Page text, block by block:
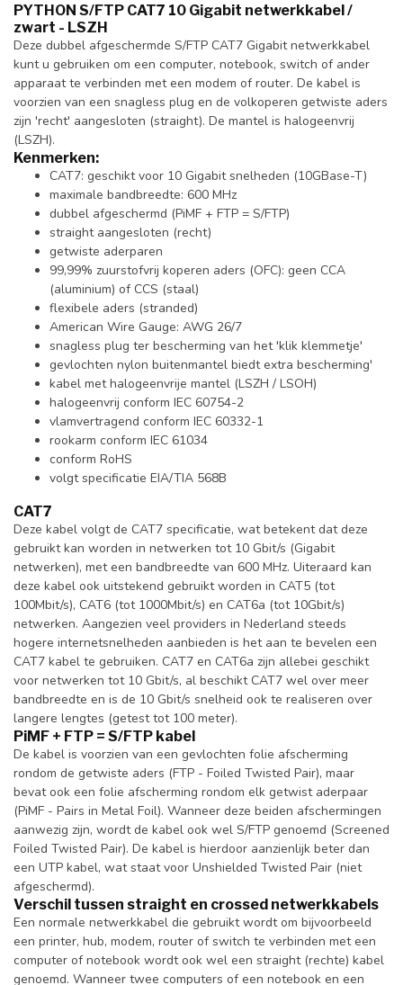
PYTHON S/FTP CAT7 10 Gigabit netwerkkabel /
zwart - LSZH
Deze dubbel afgeschermde S/FTP CAT7 Gigabit netwerkkabel
kunt u gebruiken om een computer, notebook, switch of ander
apparaat te verbinden met een modem of router. De kabel is
voorzien van een snagless plug en de volkoperen getwiste aders
zijn 'recht' aangesloten (straight). De mantel is halogeenvrij
(LSZH).
Kenmerken:
CAT7: geschikt voor 10 Gigabit snelheden (10GBase-T)
maximale bandbreedte: 600 MHz
dubbel afgeschermd (PiMF + FTP = S/FTP)
straight aangesloten (recht)
getwiste aderparen
99,99% zuurstofvrij koperen aders (OFC): geen CCA
(aluminium) of CCS (staal)
flexibele aders (stranded)
American Wire Gauge: AWG 26/7
snagless plug ter bescherming van het 'klik klemmetje'
gevlochten nylon buitenmantel biedt extra bescherming'
kabel met halogeenvrije mantel (LSZH / LSOH)
halogeenvrij conform IEC 60754-2
vlamvertragend conform IEC 60332-1
rookarm conform IEC 61034
conform RoHS
volgt specificatie EIA/TIA 568B
CAT7
Deze kabel volgt de CAT7 specificatie, wat betekent dat deze
gebruikt kan worden in netwerken tot 10 Gbit/s (Gigabit
netwerken), met een bandbreedte van 600 MHz. Uiteraard kan
deze kabel ook uitstekend gebruikt worden in CAT5 (tot
100Mbit/s), CAT6 (tot 1000Mbit/s) en CAT6a (tot 10Gbit/s)
netwerken. Aangezien veel providers in Nederland steeds
hogere internetsnelheden aanbieden is het aan te bevelen een
CAT7 kabel te gebruiken. CAT7 en CAT6a zijn allebei geschikt
voor netwerken tot 10 Gbit/s, al beschikt CAT7 wel over meer
bandbreedte en is de 10 Gbit/s snelheid ook te realiseren over
langere lengtes (getest tot 100 meter).
PiMF + FTP = S/FTP kabel
De kabel is voorzien van een gevlochten folie afscherming
rondom de getwiste aders (FTP - Foiled Twisted Pair), maar
bevat ook een folie afscherming rondom elk getwist aderpaar
(PiMF - Pairs in Metal Foil). Wanneer deze beiden afschermingen
aanwezig zijn, wordt de kabel ook wel S/FTP genoemd (Screened
Foiled Twisted Pair). De kabel is hierdoor aanzienlijk beter dan
een UTP kabel, wat staat voor Unshielded Twisted Pair (niet
afgeschermd).
Verschil tussen straight en crossed netwerkkabels
Een normale netwerkkabel die gebruikt wordt om bijvoorbeeld
een printer, hub, modem, router of switch te verbinden met een
computer of notebook wordt ook wel een straight (rechte) kabel
genoemd. Wanneer twee computers of een notebook en een